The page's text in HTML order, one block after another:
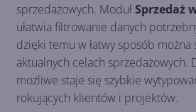
sprzedażowych. ModułSprzedaż
ułatwia filtrowanie danych
dzięki temu w łatwy sposób można
aktualnych celach sprzedażowych.
możliwe staje się szybkie
rokujących klientów i projektów.